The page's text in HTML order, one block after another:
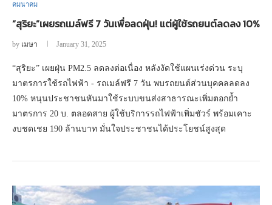
คมนาคม
“สุริยะ”เผยรถเมล์ฟรี 7 วันเพื่อลดฝุ่น! แต่ผู้ใช้รถยนต์ลดลง 10%
by เมษา January 31, 2025
“สุริยะ” เผยฝุ่น PM2.5 ลดลงต่อเนื่อง หลังงัดใช้แผนเร่งด่วน ระบุ
มาตรการใช้รถไฟฟ้า - รถเมล์ฟรี 7 วัน พบรถยนต์ส่วนบุคคลลดลง
10% หนุนประชาชนหันมาใช้ระบบขนส่งสาธารณะเพิ่มตอกย้ำ
มาตรการ 20 บ. ตลอดสาย ผู้ใช้บริการรถไฟฟ้าเพิ่มชัวร์ พร้อมเคาะ
งบชดเชย 190 ล้านบาท มั่นใจประชาชนได้ประโยชน์สูงสุด